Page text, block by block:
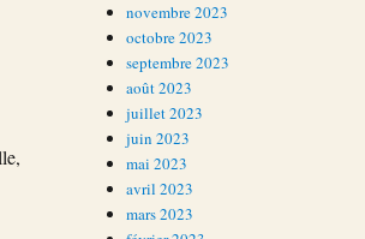
novembre 2023
octobre 2023
septembre 2023
août 2023
juillet 2023
juin 2023
mai 2023
avril 2023
mars 2023